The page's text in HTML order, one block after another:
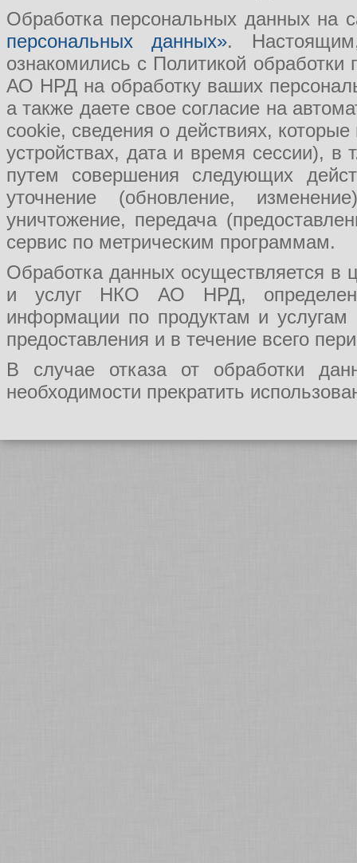
Обработка персональных данных на
персональных данных».
ознакомились с Политикой
АО НРД на обработку ваших
а также даете свое согласие на
cookie, сведения о действиях,
устройствах, дата и время сессии), в
путем совершения следующих
уточнение (обновление,
уничтожение, передача
сервис по метрическим программам.
Обработка данных осуществляется в
и услуг НКО АО НРД, определения
информации по продуктам и
предоставления и в течение всего
В случае отказа от обработки
необходимости прекратить